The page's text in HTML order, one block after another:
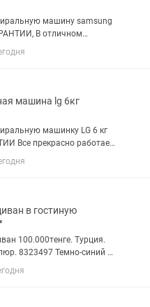
машину samsung
В отличном
стоит новый итальянский
профилактика,
отжимает, много...
машина lg 6кг
машинку LG 6 кг
запаха с прямым приводом
машинка с отличным
Отжимает...
в гостиную
100.000тенге. Турция.
8323497 Темно-синий с
Одна ножка
отремонтировать.